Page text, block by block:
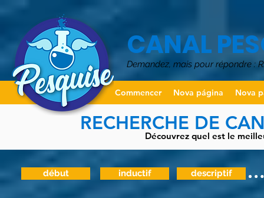
CANAL
Demandez, mais pour répondre :
Commencer Nova página Nova
RECHERCHE DE
Découvrez quel est le
début inductif descriptif